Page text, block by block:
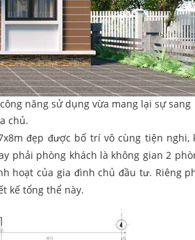
năng sử dụng vừa mang lại sự sang
chủ.
đẹp được bố trí vô cùng tiện nghi,
phải phòng khách là không gian 2
hoạt của gia đình chủ đầu tư. Riêng
kế tổng thể này.